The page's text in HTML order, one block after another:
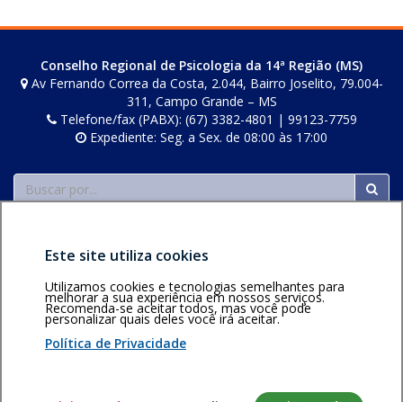
posts
Conselho Regional de Psicologia da 14ª Região (MS)
Av Fernando Correa da Costa, 2.044, Bairro Joselito, 79.004-
311, Campo Grande – MS
Telefone/fax (PABX): (67) 3382-4801 | 99123-7759
Expediente: Seg. a Sex. de 08:00 às 17:00
Buscar
Área restritaPolítica de
privacidade
Personalização
de cookies
Voltar ao topo
Sistema desenvolvido pela Gerência de Tecnologia da
Este site utiliza cookies
Utilizamos cookies e tecnologias semelhantes para
melhorar a sua experiência em nossos serviços.
Recomenda-se aceitar todos, mas você pode
personalizar quais deles você irá aceitar.
Política de Privacidade